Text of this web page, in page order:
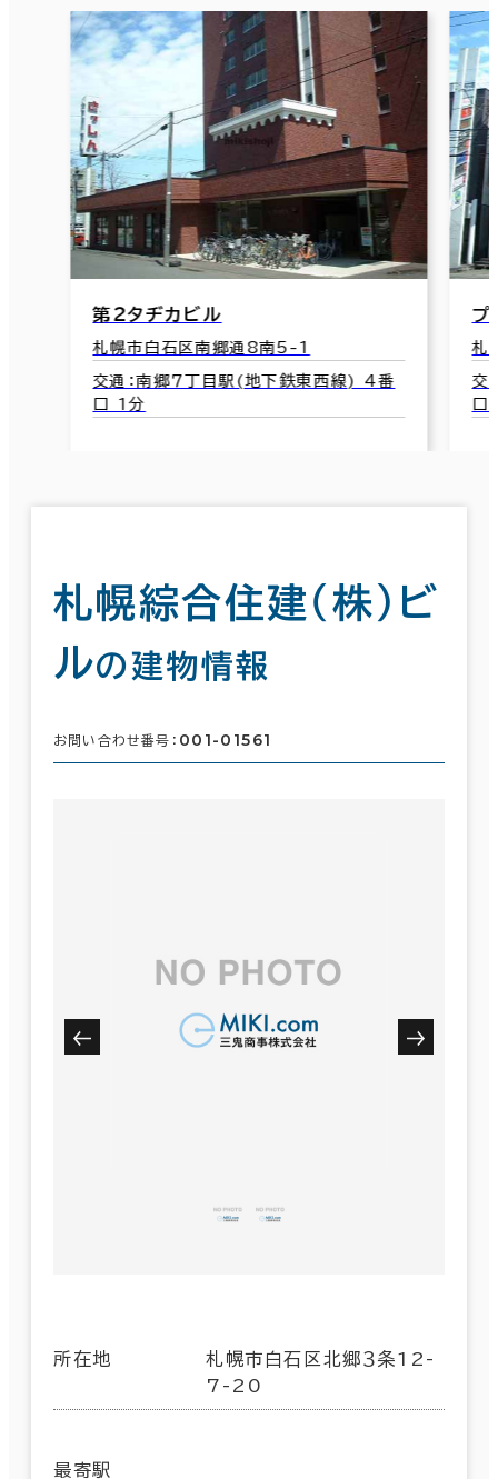
第２タヂカビル
札幌市白石区南郷通8南5-1
交通：南郷７丁目駅(地下鉄東西線) 4番
口 1分
プ
札
交
口
札幌綜合住建（株）ビ
ルの建物情報
お問い合わせ番号： 001-01561
所在地
札幌市白石区北郷３条12-
7-20
最寄駅